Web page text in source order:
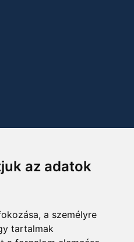
az adatok
a személyre
tartalmak